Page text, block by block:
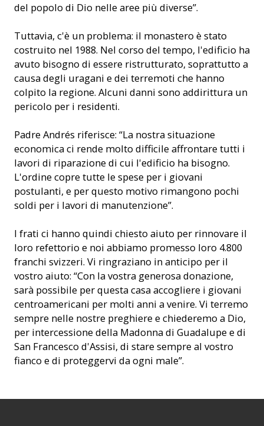
del popolo di Dio nelle aree più diverse”.
Tuttavia, c'è un problema: il monastero è stato
costruito nel 1988. Nel corso del tempo, l'edificio ha
avuto bisogno di essere ristrutturato, soprattutto a
causa degli uragani e dei terremoti che hanno
colpito la regione. Alcuni danni sono addirittura un
pericolo per i residenti.
Padre Andrés riferisce: “La nostra situazione
economica ci rende molto difficile affrontare tutti i
lavori di riparazione di cui l'edificio ha bisogno.
L'ordine copre tutte le spese per i giovani
postulanti, e per questo motivo rimangono pochi
soldi per i lavori di manutenzione”.
I frati ci hanno quindi chiesto aiuto per rinnovare il
loro refettorio e noi abbiamo promesso loro 4.800
franchi svizzeri. Vi ringraziano in anticipo per il
vostro aiuto: “Con la vostra generosa donazione,
sarà possibile per questa casa accogliere i giovani
centroamericani per molti anni a venire. Vi terremo
sempre nelle nostre preghiere e chiederemo a Dio,
per intercessione della Madonna di Guadalupe e di
San Francesco d'Assisi, di stare sempre al vostro
fianco e di proteggervi da ogni male”.